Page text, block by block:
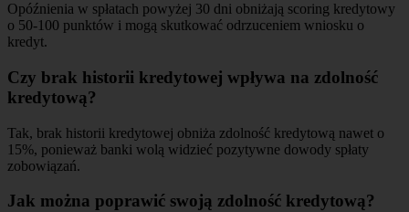
Opóźnienia w spłatach powyżej 30 dni obniżają scoring kredytowy
o 50-100 punktów i mogą skutkować odrzuceniem wniosku o
kredyt.
Czy brak historii kredytowej wpływa na zdolność
kredytową?
Tak, brak historii kredytowej obniża zdolność kredytową nawet o
15%, ponieważ banki wolą widzieć pozytywne dowody spłaty
zobowiązań.
Jak można poprawić swoją zdolność kredytową?